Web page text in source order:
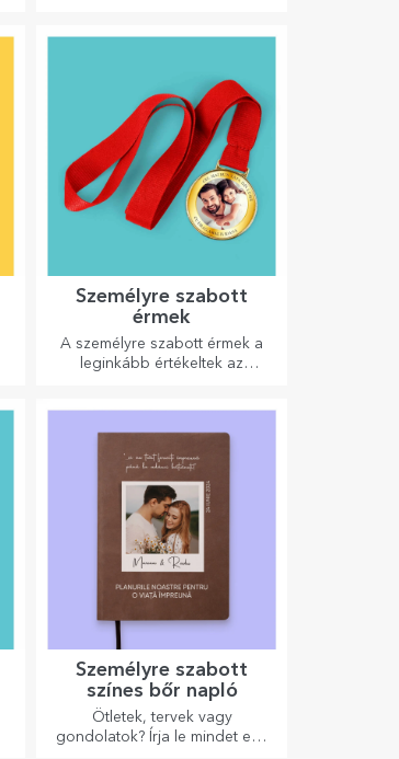
Személyre szabott
érmek
A személyre szabott érmek a
leginkább értékeltek az
Személyre szabott
színes bőr napló
Ötletek, tervek vagy
gondolatok? Írja le mindet egy